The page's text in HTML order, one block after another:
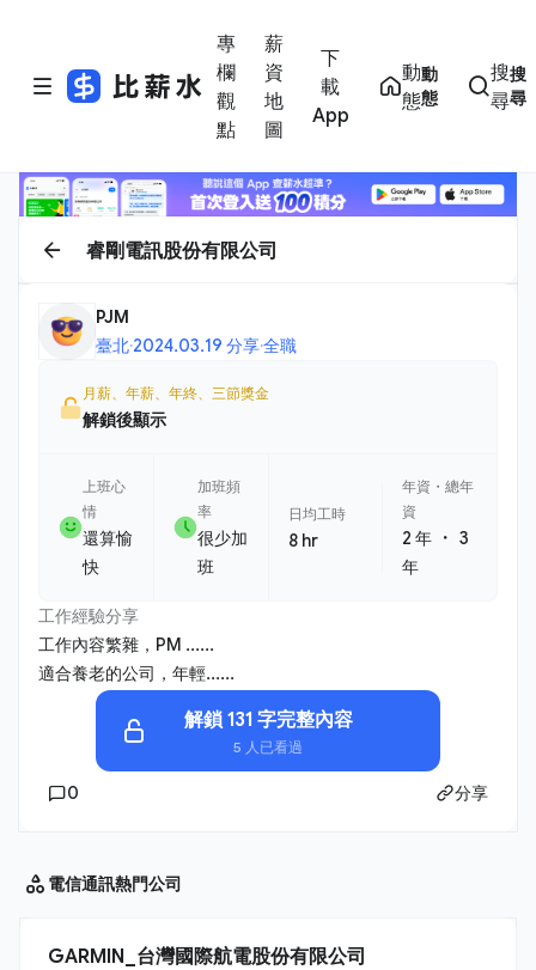
專
欄
觀
點
薪
資
地
圖
下
載
App
動
態
動
態
搜
尋
搜
尋
睿剛電訊股份有限公司
PJM
臺北·2024.03.19 分享·全職
月薪、年薪、年終、三節獎金
解鎖後顯示
上班心
情
還算愉
快
加班頻
率
很少加
班
日均工時
8 hr
年資・總年
資
2 年 ・3
年
工作經驗分享
工作內容繁雜，PM ......
適合養老的公司，年輕......
解鎖 131 字完整內容
5 人已看過
0 分享
電信通訊熱門公司
GARMIN_台灣國際航電股份有限公司